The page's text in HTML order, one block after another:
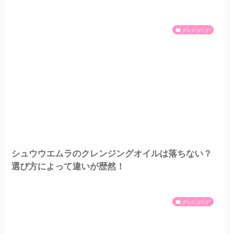
クレンジング
シュウウエムラのクレンジングオイルは落ちない？
選び方によって違いが歴然！
クレンジング